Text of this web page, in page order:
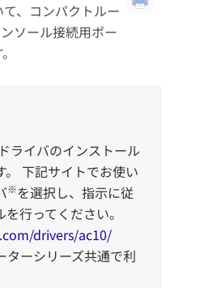
、コンパクトルー
ソール接続用ポー
ライバのインストール
。 下記サイトでお使い
※を選択し、指示に従
行ってください。
drivers/ac10/
ーシリーズ共通で利